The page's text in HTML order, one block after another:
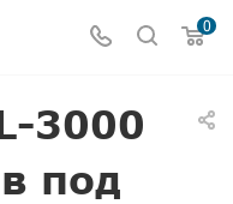
0
3000
под